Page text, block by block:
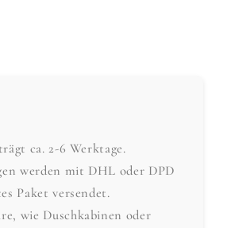
ca. 2-6 Werktage.
werden mit DHL oder DPD
Paket versendet.
wie Duschkabinen oder